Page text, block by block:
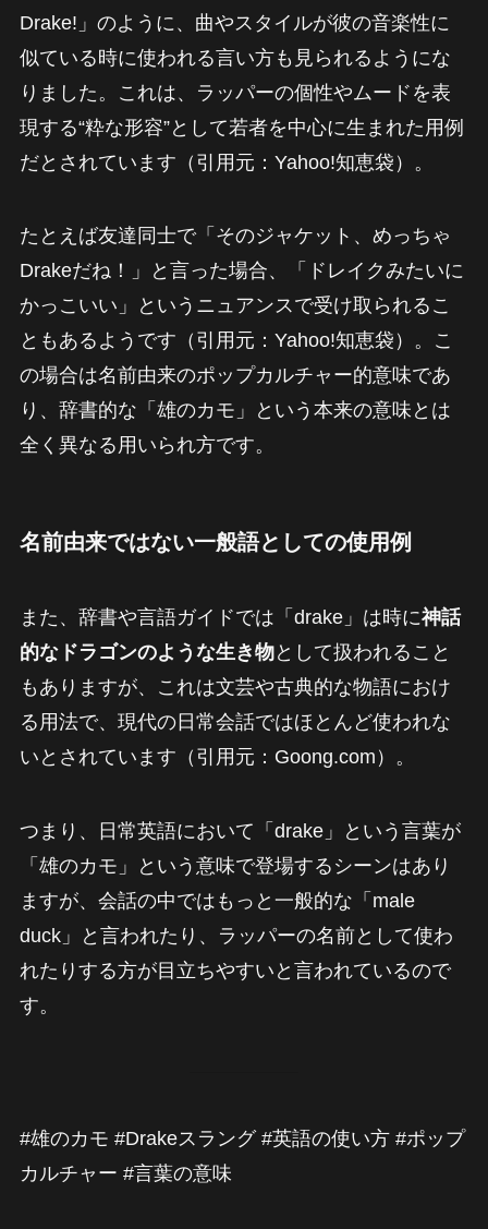
Drake!」のように、曲やスタイルが彼の音楽性に
似ている時に使われる言い方も見られるようにな
りました。これは、ラッパーの個性やムードを表
現する“粋な形容”として若者を中心に生まれた用例
だとされています（引用元：Yahoo!知恵袋）。
たとえば友達同士で「そのジャケット、めっちゃ
Drakeだね！」と言った場合、「ドレイクみたいに
かっこいい」というニュアンスで受け取られるこ
ともあるようです（引用元：Yahoo!知恵袋）。こ
の場合は名前由来のポップカルチャー的意味であ
り、辞書的な「雄のカモ」という本来の意味とは
全く異なる用いられ方です。
名前由来ではない一般語としての使用例
また、辞書や言語ガイドでは「drake」は時に神話
的なドラゴンのような生き物として扱われること
もありますが、これは文芸や古典的な物語におけ
る用法で、現代の日常会話ではほとんど使われな
いとされています（引用元：Goong.com）。
つまり、日常英語において「drake」という言葉が
「雄のカモ」という意味で登場するシーンはあり
ますが、会話の中ではもっと一般的な「male
duck」と言われたり、ラッパーの名前として使わ
れたりする方が目立ちやすいと言われているので
す。
#雄のカモ #Drakeスラング #英語の使い方 #ポップ
カルチャー #言葉の意味